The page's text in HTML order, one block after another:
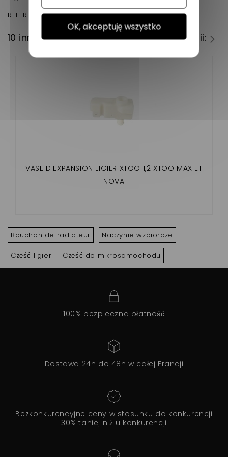
REFERENCE D'ORIGINE:0118460
10 innych produktów w tej samej kategorii:
VASE D'EXPANSION LIGIER XTOO 1,2 XTOO MAX ET
NOVA
Bouchon de radiateur Naczynie wzbiorcze
Część ligier Część do mikrosamochodu
100% bezpieczna płatność
Dostawa 24h do 48h w całej Francji
Bezkonkurencyjne ceny w stosunku do konkurencji
30% taniej niż u konkurencji
OK, akceptuję wszystko